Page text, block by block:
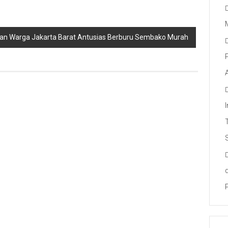
Warga Jakarta Barat Antusias Berburu Sembako Murah